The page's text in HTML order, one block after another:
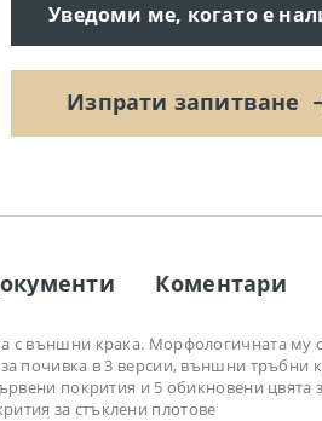
Уведоми ме, когато е
Изпрати запитване
външни крака. Морфологичната му
почивка в 3 версии, външни
покрития и 5 обикновени
за стъклени плотове
Коментари